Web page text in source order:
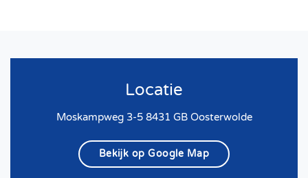
Locatie
Moskampweg 3-5 8431 GB Oosterwolde
Bekijk op Google Map